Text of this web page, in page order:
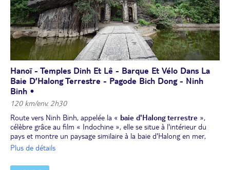
Hanoï - Temples Dinh Et Lê - Barque Et Vélo Dans La
Baie D’Halong Terrestre - Pagode Bich Dong - Ninh
Binh •
120 km/env. 2h30
Route vers Ninh Binh, appelée la « baie d'Halong terrestre »,
célèbre grâce au film « Indochine », elle se situe à l'intérieur du
pays et montre un paysage similaire à la baie d'Halong en mer,
formée de rizières splendides où serpentent des rivières, entourées
magnifique que magique.
Plus de détails